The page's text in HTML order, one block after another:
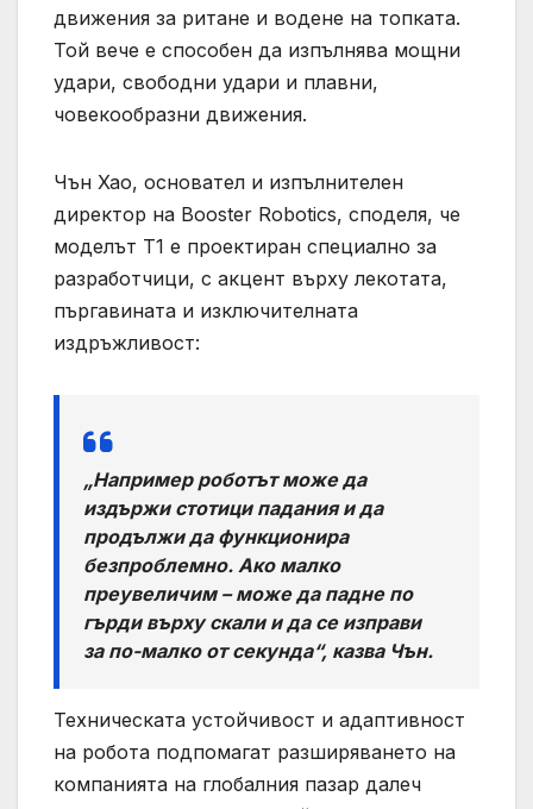
движения за ритане и водене на топката.
Той вече е способен да изпълнява мощни
удари, свободни удари и плавни,
човекообразни движения.
Чън Хао, основател и изпълнителен
директор на Booster Robotics, споделя, че
моделът T1 е проектиран специално за
разработчици, с акцент върху лекотата,
пъргавината и изключителната
издръжливост:
„Например роботът може да
издържи стотици падания и да
продължи да функционира
безпроблемно. Ако малко
преувеличим – може да падне по
гърди върху скали и да се изправи
за по-малко от секунда“, казва Чън.
Техническата устойчивост и адаптивност
на робота подпомагат разширяването на
компанията на глобалния пазар далеч